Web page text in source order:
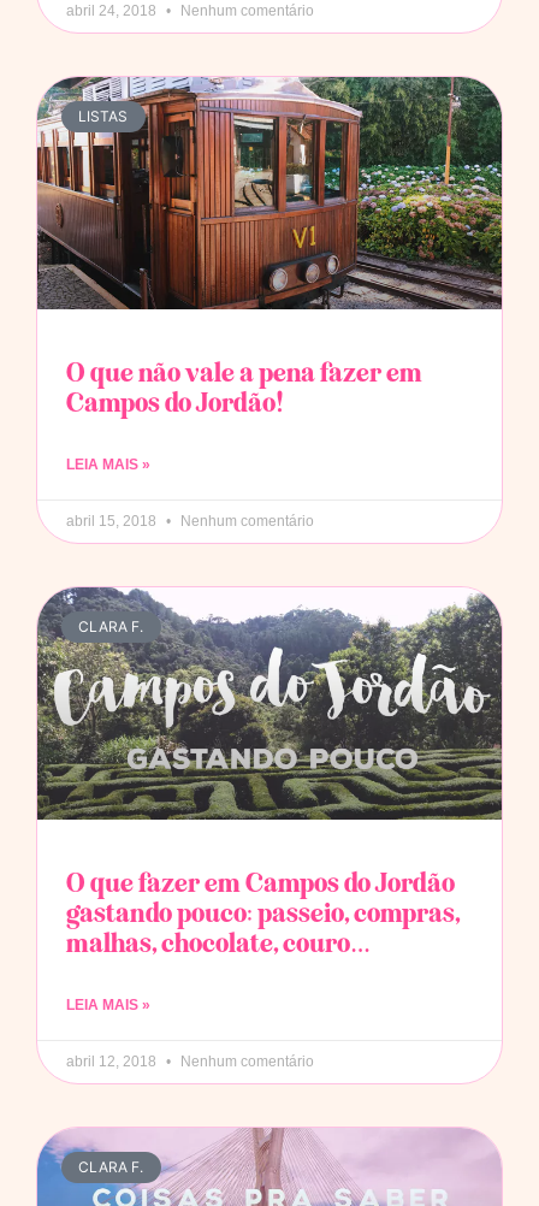
abril 24, 2018 Nenhum comentário
LISTAS
O que não vale a pena fazer em
Campos do Jordão!
LEIA MAIS »
abril 15, 2018 Nenhum comentário
CLARA F.
O que fazer em Campos do Jordão
gastando pouco: passeio, compras,
malhas, chocolate, couro…
LEIA MAIS »
abril 12, 2018 Nenhum comentário
CLARA F.